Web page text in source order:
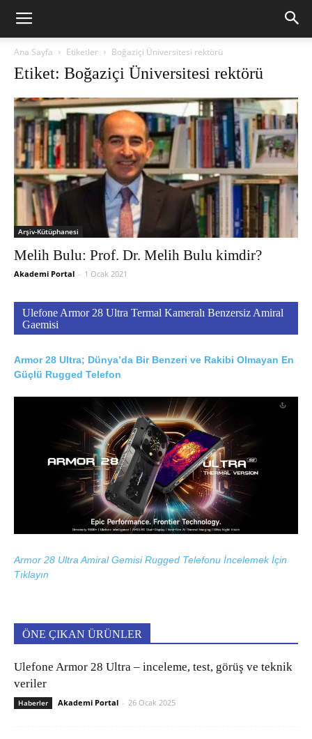
Ana Sayfa Etiketler Boğaziçi Üniversitesi rektörü
Etiket: Boğaziçi Üniversitesi rektörü
Arşiv-Kütüphanesi
Melih Bulu: Prof. Dr. Melih Bulu kimdir?
Akademi Portal - 1 Ocak 2021
Ulefone Armor 28 Ultra Termal Kameralı Benzersiz Amiral
Gaemisi
Armor 28 Ultra; Dünya’da Bir Benzeri ve Rakibi Olmayan En
Güçlü Rugged Telefon
Armor 28 Ultra Amiral Gemisi Rugged Telefonu İncelemek İçin
Tıklayın
ÖNE ÇIKAN ÜRÜNLER
Ulefone Armor 28 Ultra – inceleme, test, görüş ve teknik
veriler
Haberler Akademi Portal - 26 Ocak 2025